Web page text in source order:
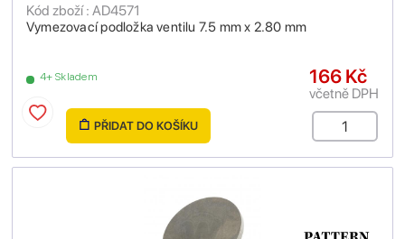
Vymezovací podložka ventilu 7.5 mm x 2.80 mm
Kód zboží : AD4571
4+ Skladem 166 Kč
včetně DPH
PŘIDAT DO KOŠÍKU